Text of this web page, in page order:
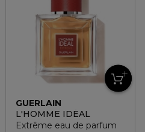
GUERLAIN
L'HOMME IDÉAL
Extrême eau de parfum